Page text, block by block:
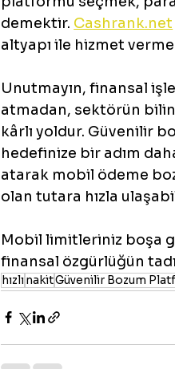
demektir. Cashrank.net
altyapı ile hizmet
Unutmayın, finansal
atmadan, sektörün
kârlı yoldur. Güvenilir
hedefinize bir adım
atarak mobil ödeme
olan tutara hızla
Mobil limitleriniz boşa
finansal özgürlüğün
hızlınakitGüvenilir Bozum